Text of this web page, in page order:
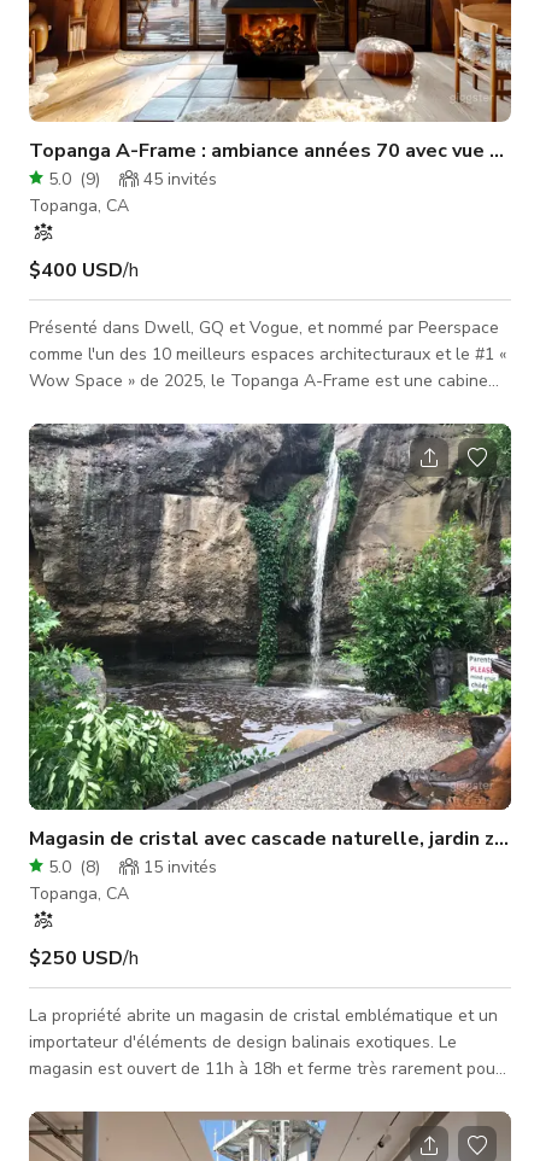
Topanga A-Frame : ambiance années 70 avec vue
5.0 (9) 45 invités
Topanga, CA
$400 USD/h
Présenté dans Dwell, GQ et Vogue, et nommé par Peerspace
comme l'un des 10 meilleurs espaces architecturaux et le #1 «
Wow Space » de 2025, le Topanga A-Frame est une cabine
imprenable sur les montagnes du parc d'État protégé — et
pourtant à seulement 15 minutes de Santa Monica. Nous
avons préservé de nombreux détails originaux de
l'architecture unique et photogénique, des riches textures de
bois aux lignes dramatiques en
Magasin de cristal avec cascade naturelle, jardin zen
5.0 (8) 15 invités
Topanga, CA
$250 USD/h
La propriété abrite un magasin de cristal emblématique et un
importateur d'éléments de design balinais exotiques. Le
magasin est ouvert de 11h à 18h et ferme très rarement pour
d'ouverture, cependant nos clients ont tendance à éviter les
tournages. Parfait pour un tournage nécessitant un magasin